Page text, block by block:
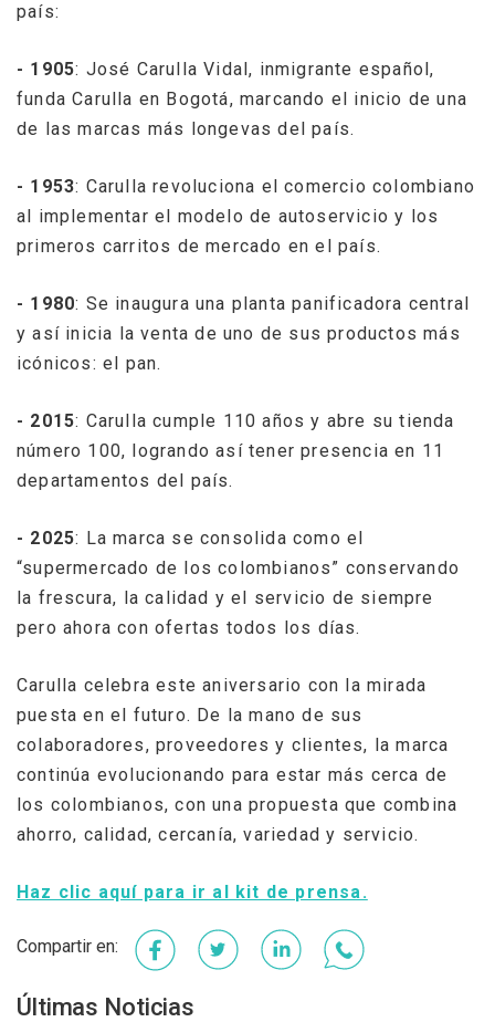
país:
- 1905: José Carulla Vidal, inmigrante español,
funda Carulla en Bogotá, marcando el inicio de una
de las marcas más longevas del país.
- 1953: Carulla revoluciona el comercio colombiano
al implementar el modelo de autoservicio y los
primeros carritos de mercado en el país.
- 1980: Se inaugura una planta panificadora central
y así inicia la venta de uno de sus productos más
icónicos: el pan.
- 2015: Carulla cumple 110 años y abre su tienda
número 100, logrando así tener presencia en 11
departamentos del país.
- 2025: La marca se consolida como el
“supermercado de los colombianos” conservando
la frescura, la calidad y el servicio de siempre
pero ahora con ofertas todos los días.
Carulla celebra este aniversario con la mirada
puesta en el futuro. De la mano de sus
colaboradores, proveedores y clientes, la marca
continúa evolucionando para estar más cerca de
los colombianos, con una propuesta que combina
ahorro, calidad, cercanía, variedad y servicio.
Haz clic aquí para ir al kit de prensa.
Últimas Noticias
Facebook
TwitterLinkedInWhatsApp